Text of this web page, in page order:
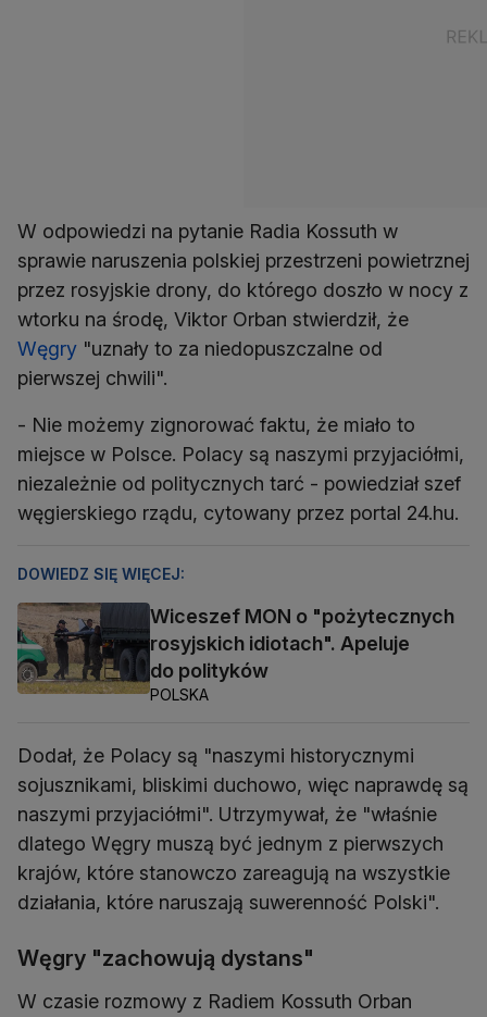
W odpowiedzi na pytanie Radia Kossuth w
sprawie naruszenia polskiej przestrzeni powietrznej
przez rosyjskie drony, do którego doszło w nocy z
wtorku na środę, Viktor Orban stwierdził, że
Węgry "uznały to za niedopuszczalne od
pierwszej chwili".
- Nie możemy zignorować faktu, że miało to
miejsce w Polsce. Polacy są naszymi przyjaciółmi,
niezależnie od politycznych tarć - powiedział szef
węgierskiego rządu, cytowany przez portal 24.hu.
DOWIEDZ SIĘ WIĘCEJ:
Wiceszef MON o "pożytecznych
rosyjskich idiotach". Apeluje
do polityków
POLSKA
Dodał, że Polacy są "naszymi historycznymi
sojusznikami, bliskimi duchowo, więc naprawdę są
naszymi przyjaciółmi". Utrzymywał, że "właśnie
dlatego Węgry muszą być jednym z pierwszych
krajów, które stanowczo zareagują na wszystkie
działania, które naruszają suwerenność Polski".
Węgry "zachowują dystans"
W czasie rozmowy z Radiem Kossuth Orban